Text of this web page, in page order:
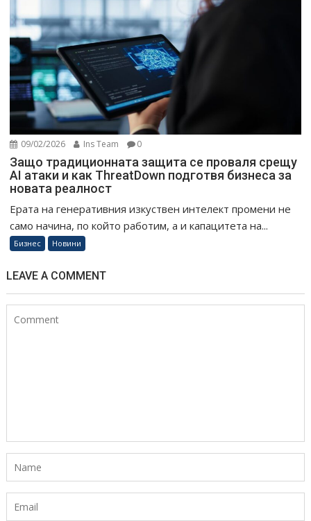
09/02/2026 Ins Team 0
Защо традиционната защита се проваля срещу
AI атаки и как ThreatDown подготвя бизнеса за
новата реалност
Ерата на генеративния изкуствен интелект промени не
само начина, по който работим, а и капацитета на...
Бизнес Новини
LEAVE A COMMENT